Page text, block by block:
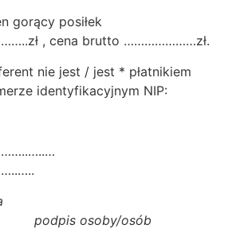
gorący posiłek
, cena brutto …………………zł.
nie jest / jest * płatnikiem
identyfikacyjnym NIP:
podpis osoby/osób